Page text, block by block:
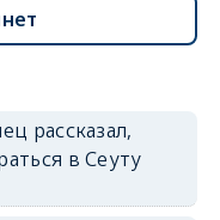
рассказал,
в Сеуту